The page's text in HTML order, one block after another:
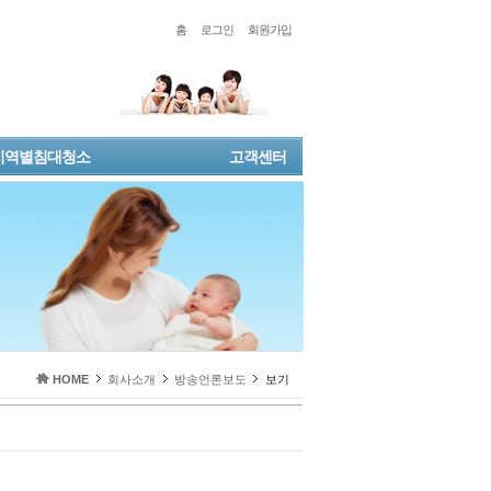
홈 로그인 회원가입
역별침대청소 고객센터
HOME 회사소개 방송언론보도 보기